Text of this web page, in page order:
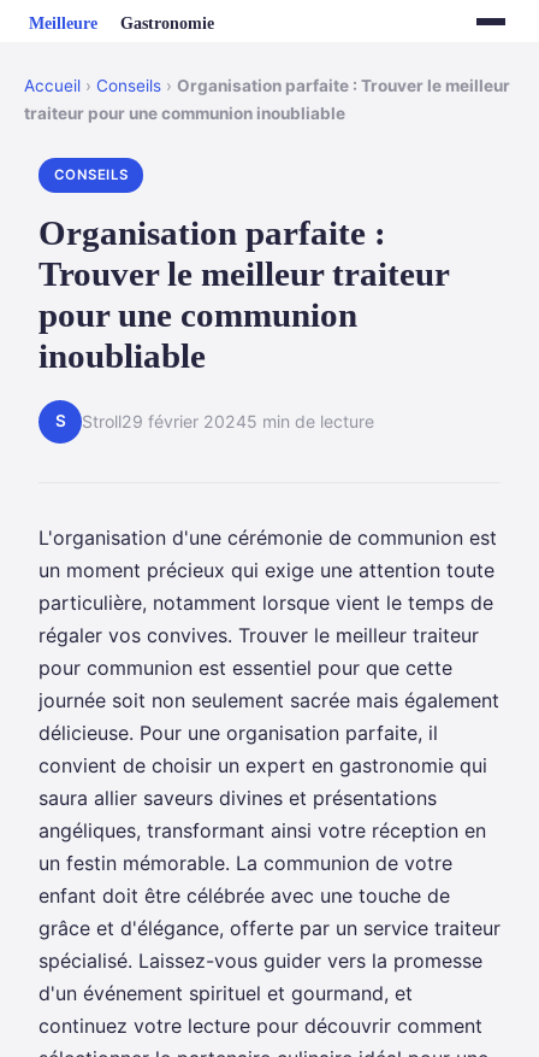
Accueil › Conseils › Organisation parfaite : Trouver le meilleur
traiteur pour une communion inoubliable
CONSEILS
Organisation parfaite :
Trouver le meilleur traiteur
pour une communion
inoubliable
S Stroll29 février 20245 min de lecture
L'organisation d'une cérémonie de communion est
un moment précieux qui exige une attention toute
particulière, notamment lorsque vient le temps de
régaler vos convives. Trouver le meilleur traiteur
pour communion est essentiel pour que cette
journée soit non seulement sacrée mais également
délicieuse. Pour une organisation parfaite, il
convient de choisir un expert en gastronomie qui
saura allier saveurs divines et présentations
angéliques, transformant ainsi votre réception en
un festin mémorable. La communion de votre
enfant doit être célébrée avec une touche de
grâce et d'élégance, offerte par un service traiteur
spécialisé. Laissez-vous guider vers la promesse
d'un événement spirituel et gourmand, et
continuez votre lecture pour découvrir comment